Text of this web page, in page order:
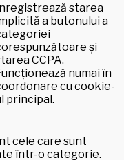
starea
a butonului a
și
CCPA.
numai în
cu cookie-
principal.
cele care sunt
într-o categorie.